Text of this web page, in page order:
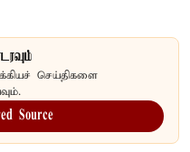
செய்திகளை
Source